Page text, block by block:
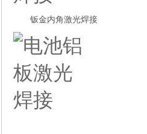
钣金内角激光焊接